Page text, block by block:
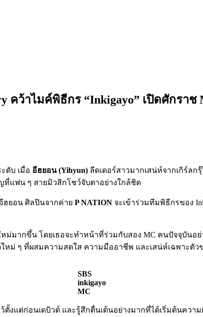
คว้าไมค์พิธีกร “Inkigayo” เปิดศักราช
ดับ เมื่อ อีฮยอน (Yihyun) ลีดเดอร์สาวมากเสน่ห์จากเกิร์ลก
ที่แฟน ๆ สายมิวสิกโชว์จับตาอย่างใกล้ชิด
ฮยอน ศิลปินจากค่าย P NATION จะเข้าร่วมทีมพิธีกรของ
ม่มากขึ้น โดยเธอจะทำหน้าที่ร่วมกับสอง MC คนปัจจุบันอย่
หม่ ๆ ที่ผสมความสดใส ความมืออาชีพ และเสน่ห์เฉพาะตัว
SBS
inkigayo
MC
งแต่ก่อนเดบิวต์ และรู้สึกตื่นเต้นอย่างมากที่ได้เริ่มต้นควา